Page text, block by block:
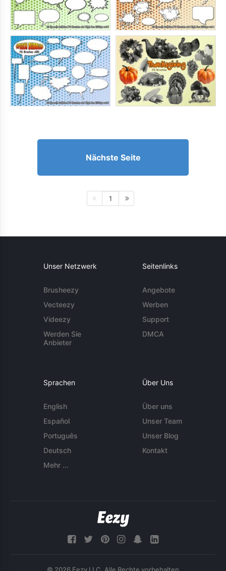
Nächste Seite
1
Unser Netzwerk
Brusheezy
Vecteezy
Videezy
Werden Sie
Anbieter
Seitenlinks
Angebote
Werben
Support
DMCA
Sprachen
English
Español
Português
Deutsch
Mehr ...
Über Uns
Über uns
Unser Team
Unser Blog
Kontakt